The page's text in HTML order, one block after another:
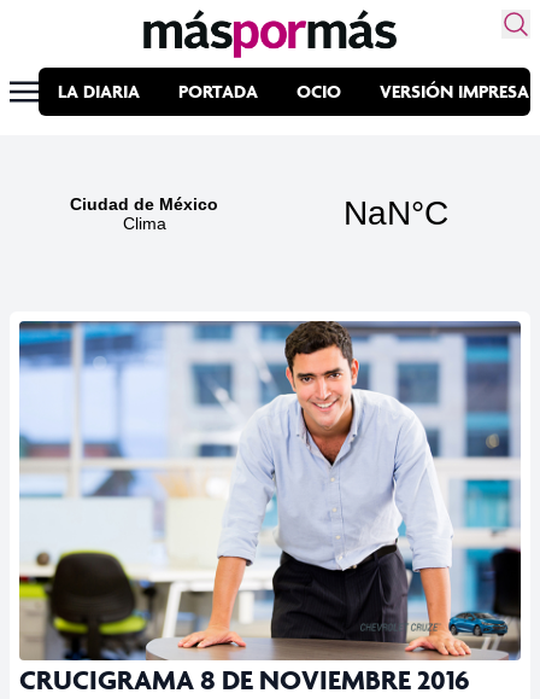
LA DIARIA PORTADA OCIO VERSIÓN IMPRESA
CRUCIGRAMA 8 DE NOVIEMBRE 2016